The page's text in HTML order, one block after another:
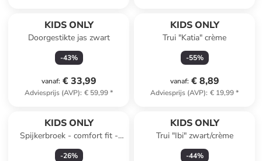
KIDS ONLY
Doorgestikte jas zwart
-43%
vanaf: € 33,99
Adviesprijs (AVP): € 59,99*
KIDS ONLY
Trui "Katia" crème
-55%
vanaf: € 8,89
Adviesprijs (AVP): € 19,99*
KIDS ONLY
Spijkerbroek - comfort fit -
blauw
-26%
KIDS ONLY
Trui "Ibi" zwart/crème
-44%